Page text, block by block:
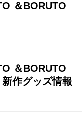
＆BORUTO
＆BORUTO
作グッズ情報